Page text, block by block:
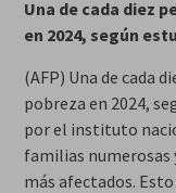
Una de cada diez
en 2024, según
(AFP) Una de cada
pobreza en 2024,
por el instituto
familias numerosas
más afectados.